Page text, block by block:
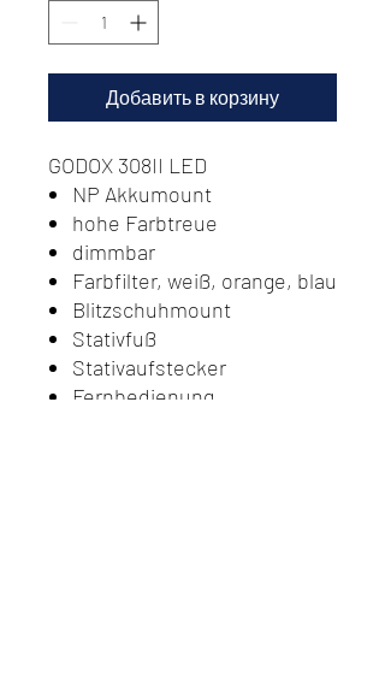
Добавить в корзину
GODOX 308II LED
NP Akkumount
hohe Farbtreue
dimmbar
Farbfilter, weiß, orange, blau
Blitzschuhmount
Stativfuß
Stativaufstecker
Fernbedienung